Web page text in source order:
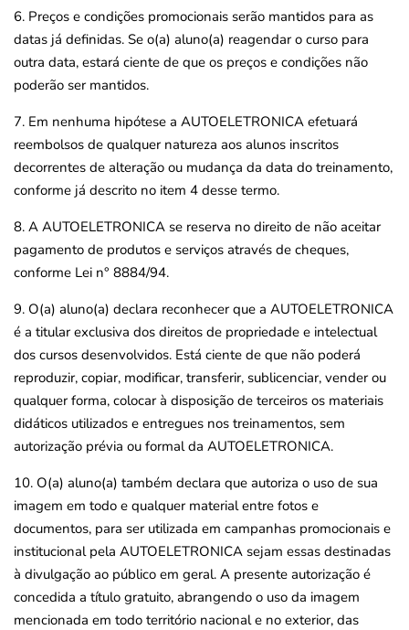
6. Preços e condições promocionais serão mantidos para as
datas já definidas. Se o(a) aluno(a) reagendar o curso para
outra data, estará ciente de que os preços e condições não
poderão ser mantidos.
7. Em nenhuma hipótese a AUTOELETRONICA efetuará
reembolsos de qualquer natureza aos alunos inscritos
decorrentes de alteração ou mudança da data do treinamento,
conforme já descrito no item 4 desse termo.
8. A AUTOELETRONICA se reserva no direito de não aceitar
pagamento de produtos e serviços através de cheques,
conforme Lei n° 8884/94.
9. O(a) aluno(a) declara reconhecer que a AUTOELETRONICA
é a titular exclusiva dos direitos de propriedade e intelectual
dos cursos desenvolvidos. Está ciente de que não poderá
reproduzir, copiar, modificar, transferir, sublicenciar, vender ou
qualquer forma, colocar à disposição de terceiros os materiais
didáticos utilizados e entregues nos treinamentos, sem
autorização prévia ou formal da AUTOELETRONICA.
10. O(a) aluno(a) também declara que autoriza o uso de sua
imagem em todo e qualquer material entre fotos e
documentos, para ser utilizada em campanhas promocionais e
institucional pela AUTOELETRONICA sejam essas destinadas
à divulgação ao público em geral. A presente autorização é
concedida a título gratuito, abrangendo o uso da imagem
mencionada em todo território nacional e no exterior, das